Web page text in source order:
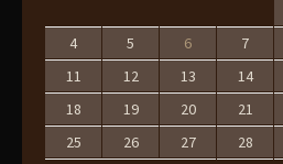
4
5 6 7
11
12 13 14
18
19 20 21
25
26 27 28